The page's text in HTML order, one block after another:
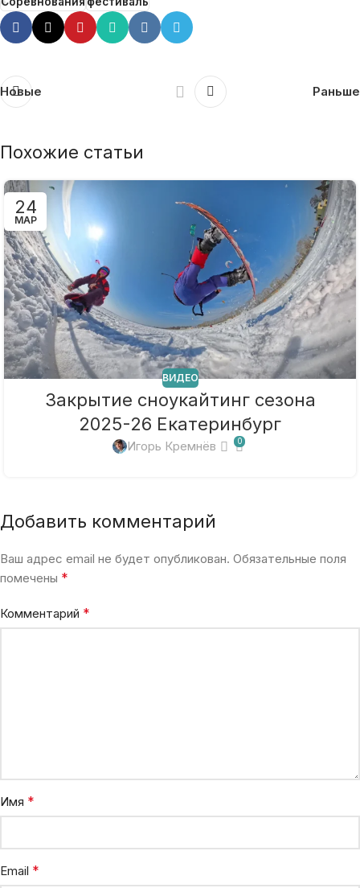
Новые Раньше
Похожие статьи
24
МАР
ВИДЕО
Закрытие сноукайтинг сезона
2025-26 Екатеринбург
Игорь Кремнёв 0
Добавить комментарий
Ваш адрес email не будет опубликован. Обязательные поля
помечены *
Комментарий *
Имя *
Email *